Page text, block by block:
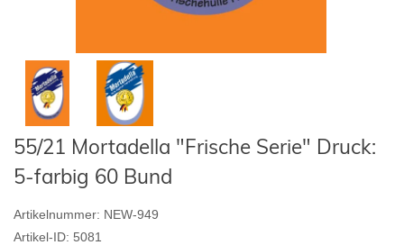
55/21 Mortadella "Frische Serie" Druck:
5-farbig 60 Bund
Artikelnummer: NEW-949
Artikel-ID: 5081